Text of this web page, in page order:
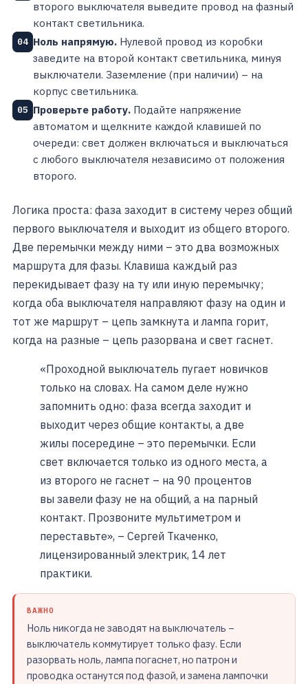
второго выключателя выведите провод на фазный
контакт светильника.
04 Ноль напрямую. Нулевой провод из коробки
заведите на второй контакт светильника, минуя
выключатели. Заземление (при наличии) – на
корпус светильника.
05 Проверьте работу. Подайте напряжение
автоматом и щелкните каждой клавишей по
очереди: свет должен включаться и выключаться
с любого выключателя независимо от положения
второго.
Логика проста: фаза заходит в систему через общий
первого выключателя и выходит из общего второго.
Две перемычки между ними – это два возможных
маршрута для фазы. Клавиша каждый раз
перекидывает фазу на ту или иную перемычку;
когда оба выключателя направляют фазу на один и
тот же маршрут – цепь замкнута и лампа горит,
когда на разные – цепь разорвана и свет гаснет.
«Проходной выключатель пугает новичков
только на словах. На самом деле нужно
запомнить одно: фаза всегда заходит и
выходит через общие контакты, а две
жилы посередине – это перемычки. Если
свет включается только из одного места, а
из второго не гаснет – на 90 процентов
вы завели фазу не на общий, а на парный
контакт. Прозвоните мультиметром и
переставьте», – Сергей Ткаченко,
лицензированный электрик, 14 лет
практики.
ВАЖНО
Ноль никогда не заводят на выключатель –
выключатель коммутирует только фазу. Если
разорвать ноль, лампа погаснет, но патрон и
проводка останутся под фазой, и замена лампочки